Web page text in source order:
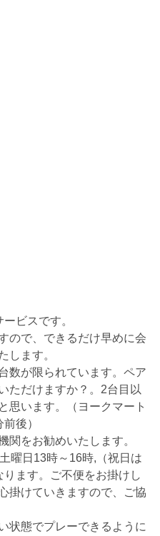
ビスです。
ので、できるだけ早めに会
します。
数が限られています。ペア
ただけますか？。2台目以
思います。（ヨークマート
後）
関をお勧めいたします。
曜日13時～16時,（祝日は
ます。ご不便をお掛けし
掛けていきますので、ご協
状態でプレーできるように